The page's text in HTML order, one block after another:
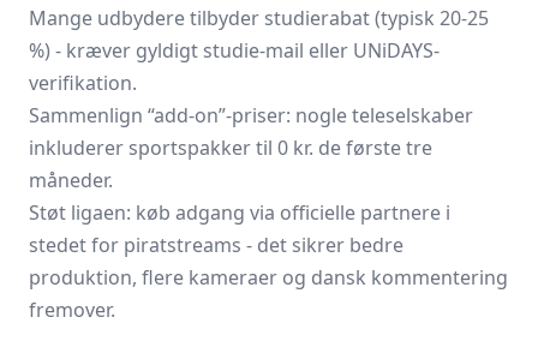
Mange udbydere tilbyder studierabat (typisk 20-25
%) - kræver gyldigt studie-mail eller UNiDAYS-
verifikation.
Sammenlign “add-on”-priser: nogle teleselskaber
inkluderer sports­pakker til 0 kr. de første tre
måneder.
Støt ligaen: køb adgang via officielle partnere i
stedet for piratstreams - det sikrer bedre
produktion, flere kameraer og dansk kommentering
fremover.